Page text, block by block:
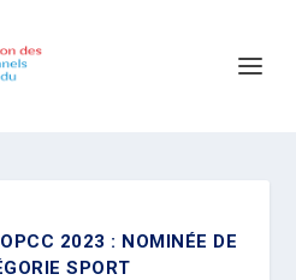
2023 : NOMINÉE DE
SPORT